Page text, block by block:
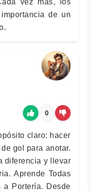
vez más, los
de un
0
claro: hacer
gol para anotar.
diferencia y llevar
Aprende Todas
a Portería. Desde